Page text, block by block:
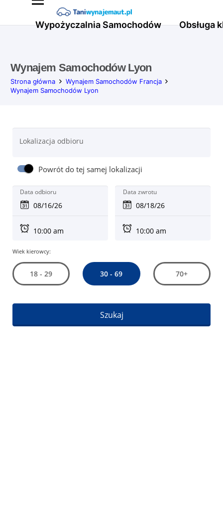
Wypożyczalnia Samochodów Obsługa
Wynajem Samochodów Lyon
Strona główna
Wynajem Samochodów Francja
Wynajem Samochodów Lyon
Lokalizacja odbioru
Powrót do tej samej lokalizacji
Data odbioru Data zwrotu
Wiek kierowcy:
18 - 29 30 - 69 70+
Szukaj